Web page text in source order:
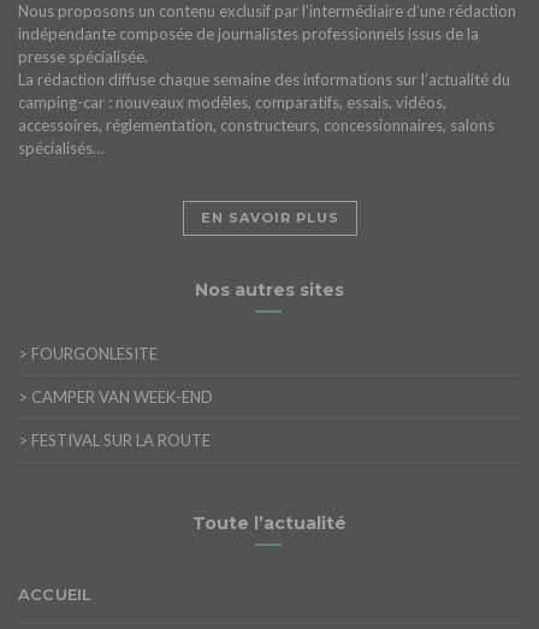
Nous proposons un contenu exclusif par l’intermédiaire d’une rédaction
indépendante composée de journalistes professionnels issus de la
presse spécialisée.
La rédaction diffuse chaque semaine des informations sur l’actualité du
camping-car : nouveaux modèles, comparatifs, essais, vidéos,
accessoires, réglementation, constructeurs, concessionnaires, salons
spécialisés…
EN SAVOIR PLUS
Nos autres sites
> FOURGONLESITE
> CAMPER VAN WEEK-END
> FESTIVAL SUR LA ROUTE
Toute l’actualité
ACCUEIL